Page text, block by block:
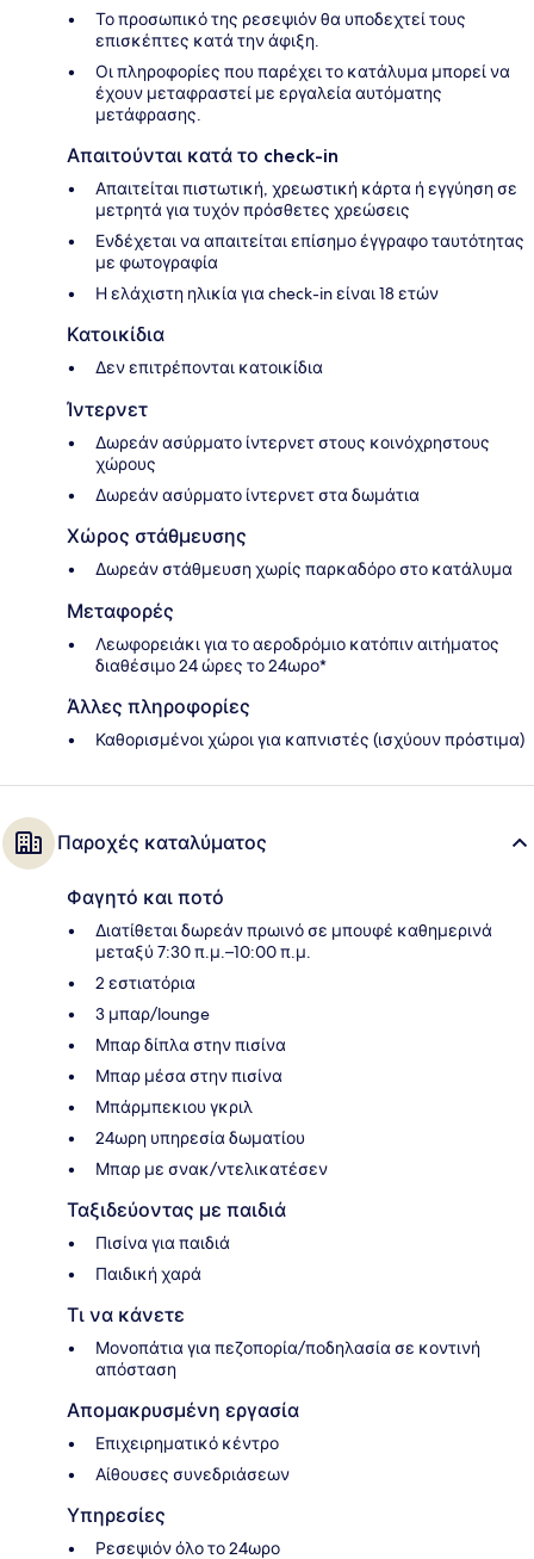
Το προσωπικό της ρεσεψιόν θα υποδεχτεί τους
επισκέπτες κατά την άφιξη.
Οι πληροφορίες που παρέχει το κατάλυμα μπορεί να
έχουν μεταφραστεί με εργαλεία αυτόματης
μετάφρασης.
Απαιτούνται κατά το check-in
Απαιτείται πιστωτική, χρεωστική κάρτα ή εγγύηση σε
μετρητά για τυχόν πρόσθετες χρεώσεις
Ενδέχεται να απαιτείται επίσημο έγγραφο ταυτότητας
με φωτογραφία
Η ελάχιστη ηλικία για check-in είναι 18 ετών
Κατοικίδια
Δεν επιτρέπονται κατοικίδια
Ίντερνετ
Δωρεάν ασύρματο ίντερνετ στους κοινόχρηστους
χώρους
Δωρεάν ασύρματο ίντερνετ στα δωμάτια
Χώρος στάθμευσης
Δωρεάν στάθμευση χωρίς παρκαδόρο στο κατάλυμα
Μεταφορές
Λεωφορειάκι για το αεροδρόμιο κατόπιν αιτήματος
διαθέσιμο 24 ώρες το 24ωρο*
Άλλες πληροφορίες
Καθορισμένοι χώροι για καπνιστές (ισχύουν πρόστιμα)
Παροχές καταλύματος
Φαγητό και ποτό
Διατίθεται δωρεάν πρωινό σε μπουφέ καθημερινά
μεταξύ 7:30 π.μ.–10:00 π.μ.
2 εστιατόρια
3 μπαρ/lounge
Μπαρ δίπλα στην πισίνα
Μπαρ μέσα στην πισίνα
Μπάρμπεκιου γκριλ
24ωρη υπηρεσία δωματίου
Μπαρ με σνακ/ντελικατέσεν
Ταξιδεύοντας με παιδιά
Πισίνα για παιδιά
Παιδική χαρά
Τι να κάνετε
Μονοπάτια για πεζοπορία/ποδηλασία σε κοντινή
απόσταση
Απομακρυσμένη εργασία
Επιχειρηματικό κέντρο
Αίθουσες συνεδριάσεων
Υπηρεσίες
Ρεσεψιόν όλο το 24ωρο